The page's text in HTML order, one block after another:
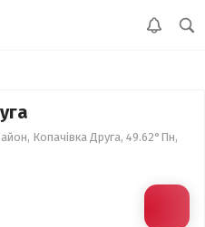
Копачівка Друга, 49.62°Пн,